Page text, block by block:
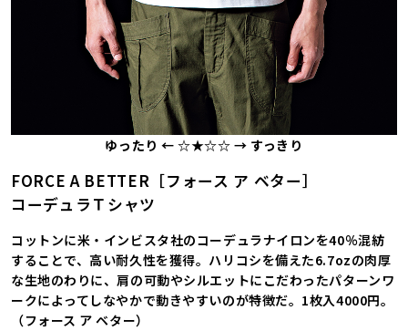
ゆったり ← ☆★☆☆ → すっきり
FORCE A BETTER［フォース ア ベター］
コーデュラＴシャツ
コットンに米・インビスタ社のコーデュラナイロンを40％混紡
することで、高い耐久性を獲得。ハリコシを備えた6.7ozの肉厚
な生地のわりに、肩の可動やシルエットにこだわったパターンワ
ークによってしなやかで動きやすいのが特徴だ。1枚入4000円。
（フォース ア ベター）